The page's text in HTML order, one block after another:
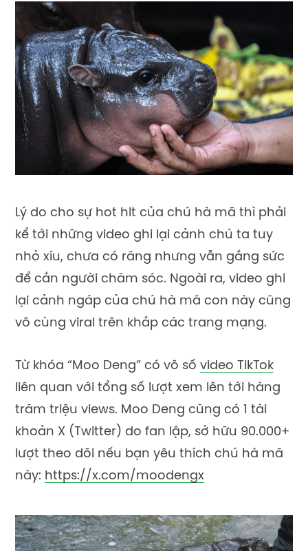
Lý do cho sự hot hit của chú hà mã thì phải
kể tới những video ghi lại cảnh chú ta tuy
nhỏ xíu, chưa có răng nhưng vẫn gắng sức
để cắn người chăm sóc. Ngoài ra, video ghi
lại cảnh ngáp của chú hà mã con này cũng
vô cùng viral trên khắp các trang mạng.
Từ khóa “Moo Deng” có vô số video TikTok
liên quan với tổng số lượt xem lên tới hàng
trăm triệu views. Moo Deng cũng có 1 tài
khoản X (Twitter) do fan lập, sở hữu 90.000+
lượt theo dõi nếu bạn yêu thích chú hà mã
này: https://x.com/moodengx